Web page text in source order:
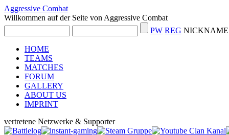
Aggressive Combat
Willkommen auf der Seite von Aggressive Combat
PW REG
HOME
TEAMS
MATCHES
FORUM
GALLERY
ABOUT US
IMPRINT
vertretene Netzwerke & Supporter